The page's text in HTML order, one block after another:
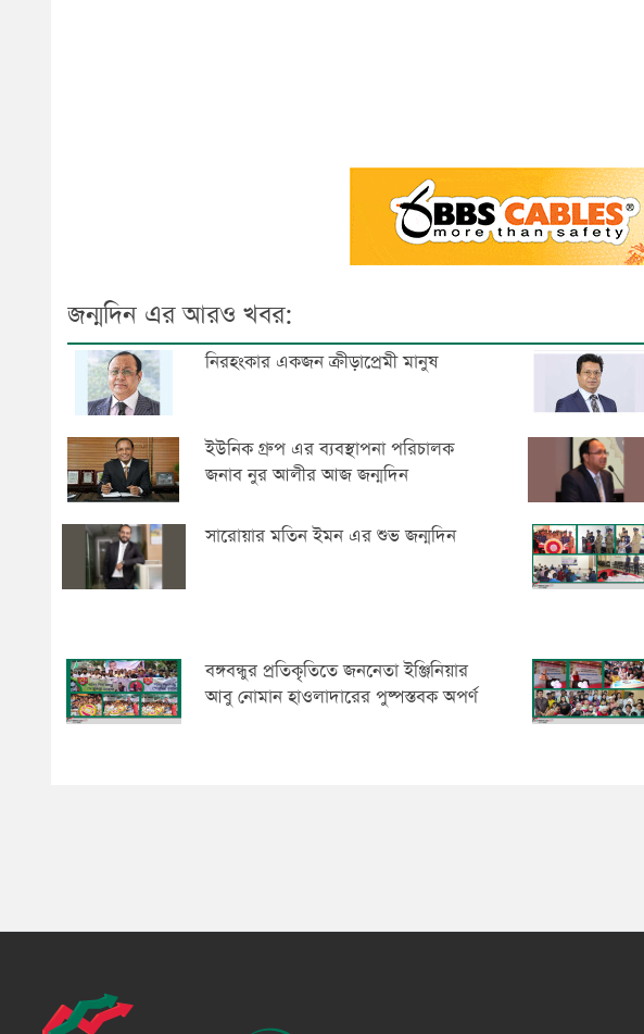
জন্মদিন এর আরও খবর:
নিরহংকার একজন ক্রীড়াপ্রেমী মানুষ
ইউনিক গ্রুপ এর ব্যবস্থাপনা পরিচালক
জনাব নুর আলীর আজ জন্মদিন
সারোয়ার মতিন ইমন এর শুভ জন্মদিন
বঙ্গবন্ধুর প্রতিকৃতিতে জননেতা ইঞ্জিনিয়ার
আবু নোমান হাওলাদারের পুষ্পস্তবক অপর্ণ